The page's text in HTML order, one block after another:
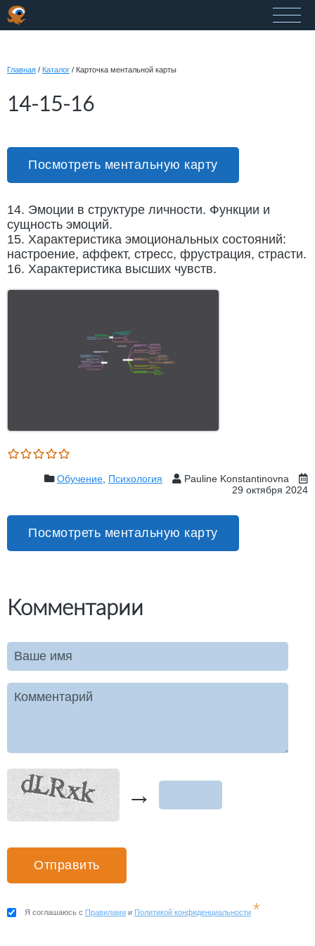
Главная / Каталог / Карточка ментальной карты
14-15-16
Посмотреть ментальную карту
14. Эмоции в структуре личности. Функции и
сущность эмоций.
15. Характеристика эмоциональных состояний:
настроение, аффект, стресс, фрустрация, страсти.
16. Характеристика высших чувств.
Обучение Психология
Pauline Konstantinovna
29 октября 2024
Посмотреть ментальную карту
Комментарии
Ваше имя
Комментарий
→
Я соглашаюсь с Правилами и Политикой конфиденциальности *